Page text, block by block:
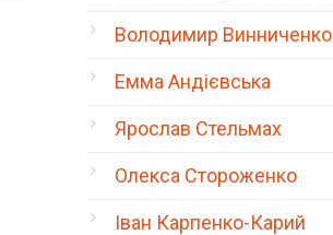
Володимир Винниченко
Емма Андієвська
Ярослав Стельмах
Олекса Стороженко
Іван Карпенко-Карий